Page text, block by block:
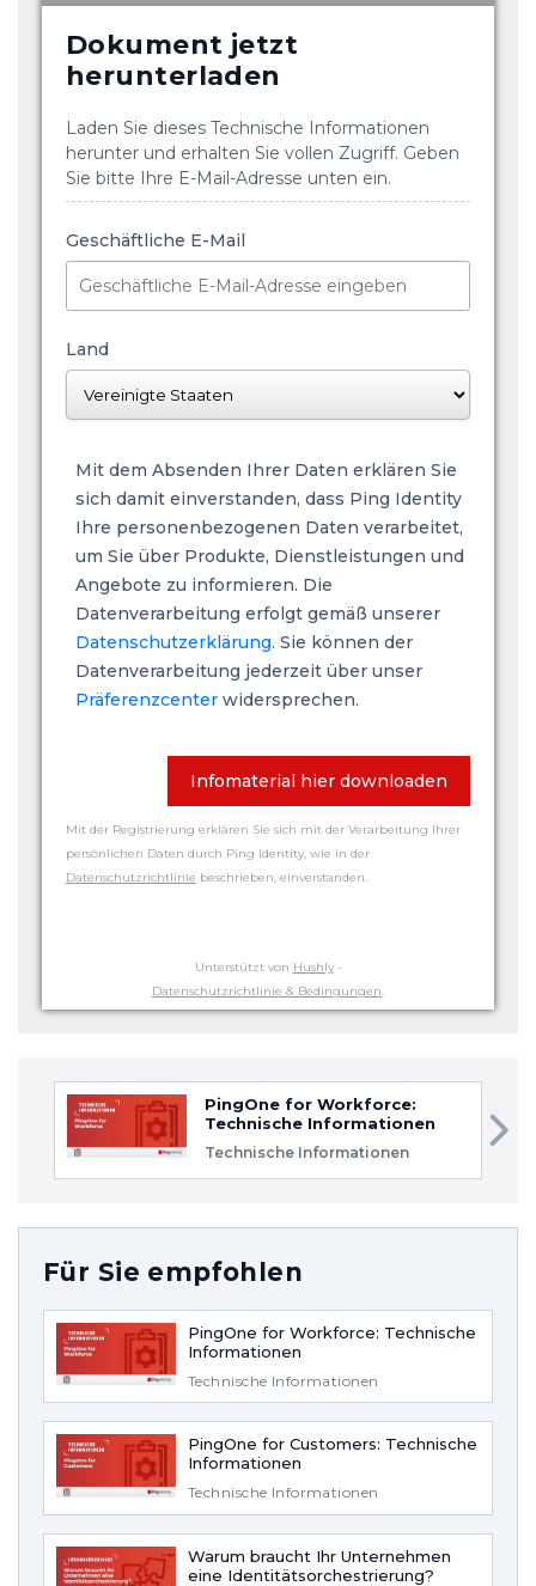
Dokument jetzt
herunterladen
Laden Sie dieses Technische Informationen
herunter und erhalten Sie vollen Zugriff. Geben
Sie bitte Ihre E-Mail-Adresse unten ein.
Geschäftliche E-Mail
Land
Mit dem Absenden Ihrer Daten erklären Sie
sich damit einverstanden, dass Ping Identity
Ihre personenbezogenen Daten verarbeitet,
um Sie über Produkte, Dienstleistungen und
Angebote zu informieren. Die
Datenverarbeitung erfolgt gemäß unserer
Datenschutzerklärung. Sie können der
Datenverarbeitung jederzeit über unser
Präferenzcenter widersprechen.
Infomaterial hier downloaden
Mit der Registrierung erklären Sie sich mit der Verarbeitung Ihrer
persönlichen Daten durch Ping Identity, wie in der
Datenschutzrichtlinie beschrieben, einverstanden.
Unterstützt von Hushly-
Datenschutzrichtlinie & Bedingungen.
PingOne for Workforce:
Technische Informationen
Technische Informationen
Für Sie empfohlen
PingOne for Workforce: Technische
Informationen
Technische Informationen
PingOne for Customers: Technische
Informationen
Technische Informationen
Warum braucht Ihr Unternehmen
eine Identitätsorchestrierung?